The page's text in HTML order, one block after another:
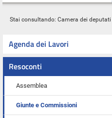
Stai consultando: Camera dei deputati
Agenda dei Lavori
Resoconti
Assemblea
Giunte e Commissioni